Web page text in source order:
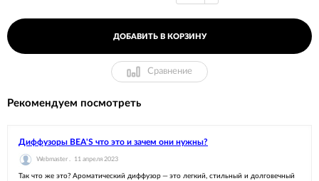
ДОБАВИТЬ В КОРЗИНУ
Сравнение
Рекомендуем посмотреть
Диффузоры BEA'S что это и зачем они нужны?
Webmaster . 11 апреля 2023
Так что же это? Ароматический диффузор — это легкий, стильный и долговечный